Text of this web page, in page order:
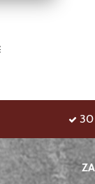
30